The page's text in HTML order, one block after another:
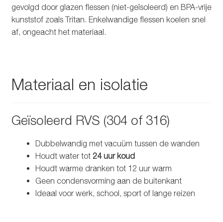
Herbruikbare boterhamzakjes
Reviews waterflessenwinkel.nl
Contact Waterflessenwinkel.nl
gevolgd door glazen flessen (niet-geïsoleerd) en BPA-vrije
kunststof zoals Tritan. Enkelwandige flessen koelen snel
af, ongeacht het materiaal.
Materiaal en isolatie
Geïsoleerd RVS (304 of 316)
Dubbelwandig met vacuüm tussen de wanden
Houdt water tot 24 uur koud
Houdt warme dranken tot 12 uur warm
Geen condensvorming aan de buitenkant
Ideaal voor werk, school, sport of lange reizen